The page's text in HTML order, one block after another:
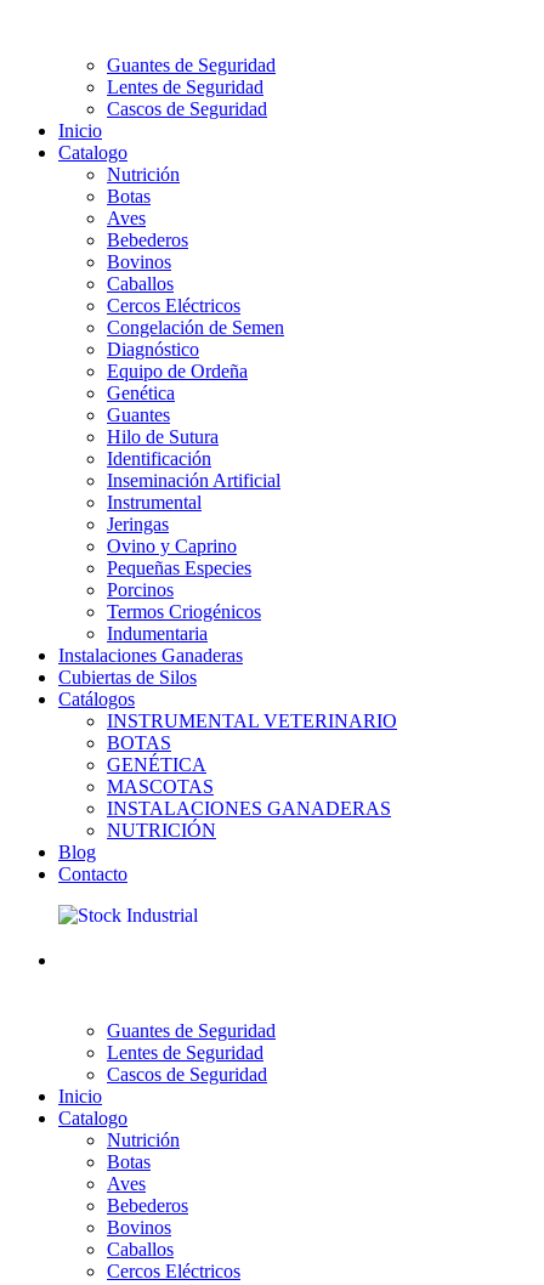
Guantes de Seguridad
Lentes de Seguridad
Cascos de Seguridad
Inicio
Catalogo
Nutrición
Botas
Aves
Bebederos
Bovinos
Caballos
Cercos Eléctricos
Congelación de Semen
Diagnóstico
Equipo de Ordeña
Genética
Guantes
Hilo de Sutura
Identificación
Inseminación Artificial
Instrumental
Jeringas
Ovino y Caprino
Pequeñas Especies
Porcinos
Termos Criogénicos
Indumentaria
Instalaciones Ganaderas
Cubiertas de Silos
Catálogos
INSTRUMENTAL VETERINARIO
BOTAS
GENÉTICA
MASCOTAS
INSTALACIONES GANADERAS
NUTRICIÓN
Blog
Contacto
Guantes de Seguridad
Lentes de Seguridad
Cascos de Seguridad
Inicio
Catalogo
Nutrición
Botas
Aves
Bebederos
Bovinos
Caballos
Cercos Eléctricos